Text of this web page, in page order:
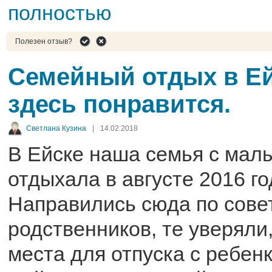
полностью
Полезен отзыв?
Семейный отдых в
здесь понравится.
Светлана Кузина | 14.02.2018
В Ейске наша семья с
отдыхала в августе 2016
Направились сюда по
родственников, те
места для отпуска с